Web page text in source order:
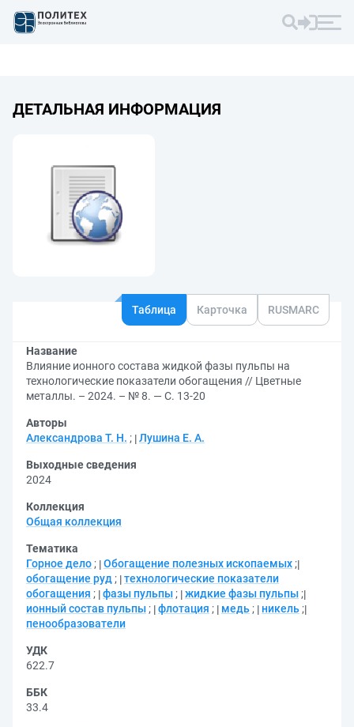
ДЕТАЛЬНАЯ ИНФОРМАЦИЯ
Таблица Карточка RUSMARC
Название
Влияние ионного состава жидкой фазы пульпы на
технологические показатели обогащения // Цветные
металлы. – 2024. – № 8. — С. 13-20
Авторы
Александрова Т. Н. ; Лушина Е. А.
Выходные сведения
2024
Коллекция
Общая коллекция
Тематика
Горное дело ; Обогащение полезных ископаемых ;
обогащение руд ; технологические показатели
обогащения ; фазы пульпы ; жидкие фазы пульпы ;
ионный состав пульпы ; флотация ; медь ; никель ;
пенообразователи
УДК
622.7
ББК
33.4